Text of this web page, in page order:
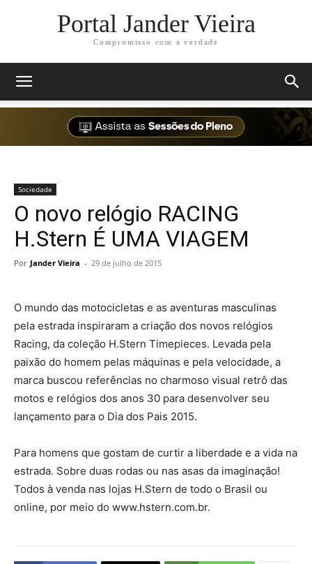
Portal Jander Vieira
Compromisso com a verdade
Sociedade
O novo relógio RACING
H.Stern É UMA VIAGEM
Por Jander Vieira - 29 de julho de 2015
O mundo das motocicletas e as aventuras masculinas
pela estrada inspiraram a criação dos novos relógios
Racing, da coleção H.Stern Timepieces. Levada pela
paixão do homem pelas máquinas e pela velocidade, a
marca buscou referências no charmoso visual retrô das
motos e relógios dos anos 30 para desenvolver seu
lançamento para o Dia dos Pais 2015.
Para homens que gostam de curtir a liberdade e a vida na
estrada. Sobre duas rodas ou nas asas da imaginação!
Todos à venda nas lojas H.Stern de todo o Brasil ou
online, por meio do www.hstern.com.br.